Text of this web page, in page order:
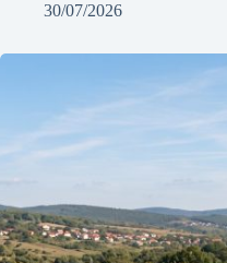
30/07/2026